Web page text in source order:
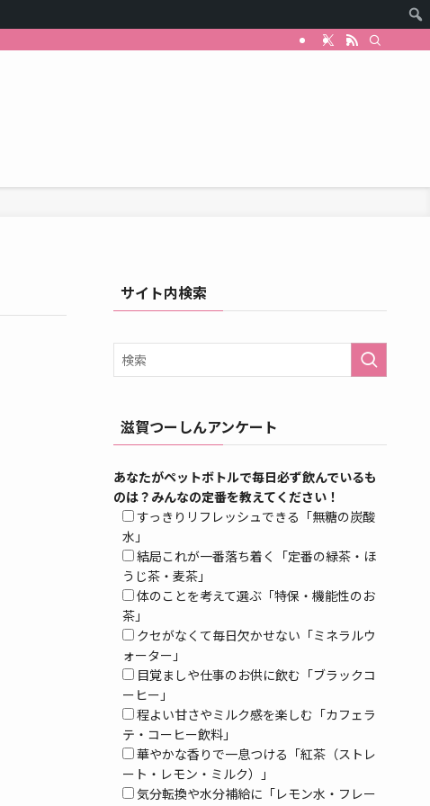
サイト内検索
滋賀つーしんアンケート
あなたがペットボトルで毎日必ず飲んでいるも
のは？みんなの定番を教えてください！
すっきりリフレッシュできる「無糖の炭酸
水」
結局これが一番落ち着く「定番の緑茶・ほ
うじ茶・麦茶」
体のことを考えて選ぶ「特保・機能性のお
茶」
クセがなくて毎日欠かせない「ミネラルウ
ォーター」
目覚ましや仕事のお供に飲む「ブラックコ
ーヒー」
程よい甘さやミルク感を楽しむ「カフェラ
テ・コーヒー飲料」
華やかな香りで一息つける「紅茶（ストレ
ート・レモン・ミルク）」
気分転換や水分補給に「レモン水・フレー